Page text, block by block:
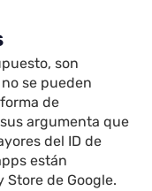
son
se pueden
de
argumenta que
del ID de
están
de Google.